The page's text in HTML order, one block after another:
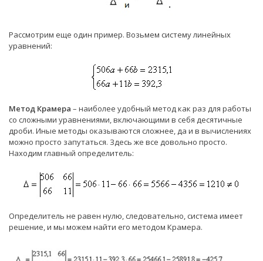
Рассмотрим еще один пример. Возьмем систему линейных
уравнений:
Метод Крамера – наиболее удобный метод как раз для работы
со сложными уравнениями, включающими в себя десятичные
дроби. Иные методы оказываются сложнее, да и в вычислениях
можно просто запутаться. Здесь же все довольно просто.
Находим главный определитель:
Определитель не равен нулю, следовательно, система имеет
решение, и мы можем найти его методом Крамера.